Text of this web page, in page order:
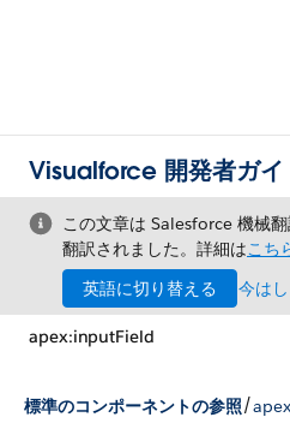
Visualforce 開発者ガイ
この文章は Salesforce 機械
翻訳されました。詳細はこち
英語に切り替える
今は
apex:inputField
標準のコンポーネントの参照/